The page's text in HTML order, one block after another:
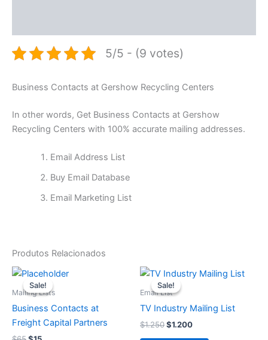
5/5 - (9 votes)
Business Contacts at Gershow Recycling Centers
In other words, Get Business Contacts at Gershow
Recycling Centers with 100% accurate mailing addresses.
Email Address List
Buy Email Database
Email Marketing List
Produtos Relacionados
Sale!
Sale!
Mailing Lists
Business Contacts at
Freight Capital Partners
O
preço
original
$65.
O
preço
atual
$15.
Sale!
Sale!
Email List
TV Industry Mailing List
$1.250
O
preço
original
$1.250.
$1.200
O
preço
$1.200.